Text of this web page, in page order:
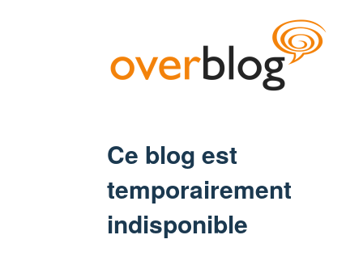
Ce blog est
temporairement
indisponible